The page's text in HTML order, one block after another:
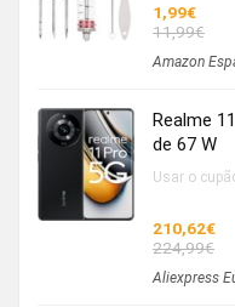
1,99€
11,99€
Amazon
Realme
de 67 W
Usar o
210,62€
224,99€
Aliexpress